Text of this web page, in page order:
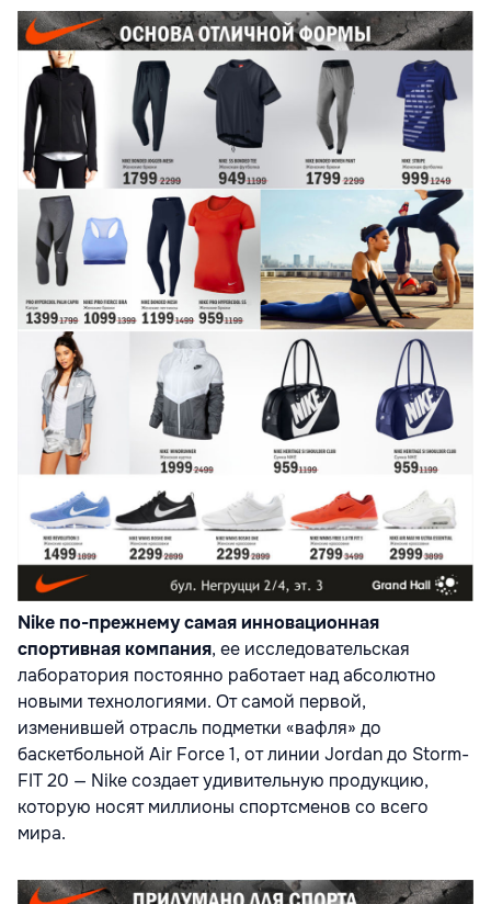
Nike по-прежнему самая инновационная
спортивная компания, ее исследовательская
лаборатория постоянно работает над абсолютно
новыми технологиями. От самой первой,
изменившей отрасль подметки «вафля» до
баскетбольной Air Force 1, от линии Jordan до Storm-
FIT 20 — Nike создает удивительную продукцию,
которую носят миллионы спортсменов со всего
мира.